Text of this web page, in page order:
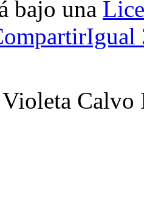
bajo una
Calvo